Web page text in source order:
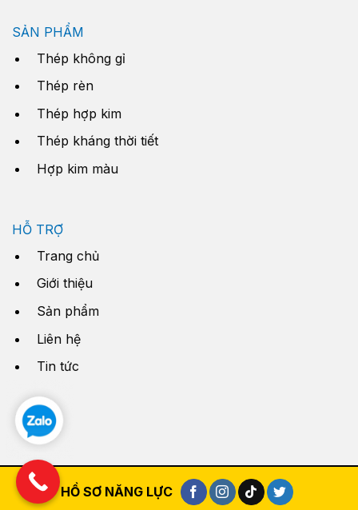
SẢN PHẨM
Thép không gỉ
Thép rèn
Thép hợp kim
Thép kháng thời tiết
Hợp kim màu
HỖ TRỢ
Trang chủ
Giới thiệu
Sản phẩm
Liên hệ
Tin tức
HỒ SƠ NĂNG LỰC